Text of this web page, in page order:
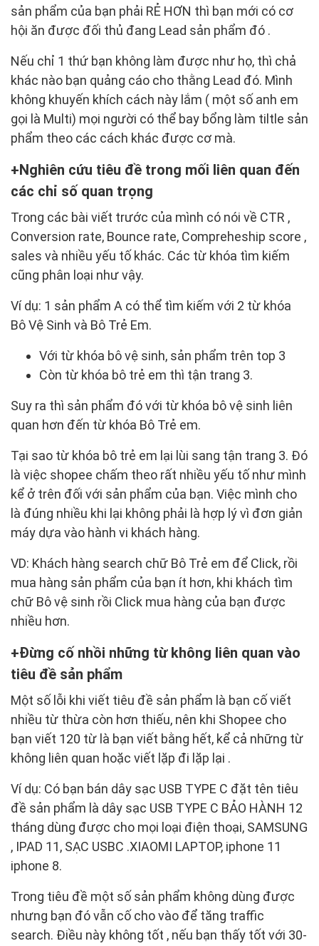
sản phẩm của bạn phải RẺ HƠN thì bạn mới có cơ
hội ăn được đối thủ đang Lead sản phẩm đó .
Nếu chỉ 1 thứ bạn không làm được như họ, thì chả
khác nào bạn quảng cáo cho thằng Lead đó. Mình
không khuyến khích cách này lắm ( một số anh em
gọi là Multi) mọi người có thể bay bổng làm tiltle sản
phẩm theo các cách khác được cơ mà.
Nghiên cứu tiêu đề trong mối liên quan đến
các chỉ số quan trọng
Trong các bài viết trước của mình có nói về CTR ,
Conversion rate, Bounce rate, Compreheship score ,
sales và nhiều yếu tố khác. Các từ khóa tìm kiếm
cũng phân loại như vậy.
Ví dụ: 1 sản phẩm A có thể tìm kiếm với 2 từ khóa
Bô Vệ Sinh và Bô Trẻ Em.
Với từ khóa bô vệ sinh, sản phẩm trên top 3
Còn từ khóa bô trẻ em thì tận trang 3.
Suy ra thì sản phẩm đó với từ khóa bô vệ sinh liên
quan hơn đến từ khóa Bô Trẻ em.
Tại sao từ khóa bô trẻ em lại lùi sang tận trang 3. Đó
là việc shopee chấm theo rất nhiều yếu tố như mình
kể ở trên đối với sản phẩm của bạn. Việc mình cho
là đúng nhiều khi lại không phải là hợp lý vì đơn giản
máy dựa vào hành vi khách hàng.
VD: Khách hàng search chữ Bô Trẻ em để Click, rồi
mua hàng sản phẩm của bạn ít hơn, khi khách tìm
chữ Bô vệ sinh rồi Click mua hàng của bạn được
nhiều hơn.
Đừng cố nhồi những từ không liên quan vào
tiêu đề sản phẩm
Một số lỗi khi viết tiêu đề sản phẩm là bạn cố viết
nhiều từ thừa còn hơn thiếu, nên khi Shopee cho
bạn viết 120 từ là bạn viết bằng hết, kể cả những từ
không liên quan hoặc viết lặp đi lặp lại .
Ví dụ: Có bạn bán dây sạc USB TYPE C đặt tên tiêu
đề sản phẩm là dây sạc USB TYPE C BẢO HÀNH 12
tháng dùng được cho mọi loại điện thoại, SAMSUNG
, IPAD 11, SẠC USBC .XIAOMI LAPTOP, iphone 11
iphone 8.
Trong tiêu đề một số sản phẩm không dùng được
nhưng bạn đó vẫn cố cho vào để tăng traffic
search. Điều này không tốt , nếu bạn thấy tốt với 30-